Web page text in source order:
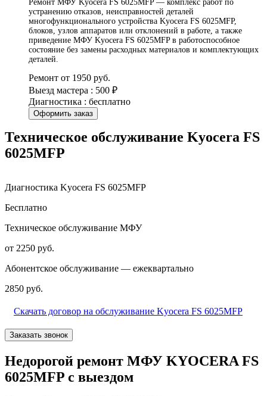
Ремонт МФУ Kyocera FS 6025MFP — комплекс работ по
устранению отказов, неисправностей деталей
многофункционального устройства Kyocera FS 6025MFP,
блоков, узлов аппаратов или отклонений в работе, а также
приведение МФУ Kyocera FS 6025MFP в работоспособное
состояние без замены расходных материалов и комплектующих
деталей.
Ремонт от 1950 руб.
Выезд мастера : 500 ₽
Диагностика : бесплатно
Оформить заказ
Техническое обслуживание Kyocera FS
6025MFP
Диагностика Kyocera FS 6025MFP
Бесплатно
Техническое обслуживание МФУ
от 2250 руб.
Абонентское обслуживание — ежеквартально
2850 руб.
Скачать договор на обслуживание Kyocera FS 6025MFP
Заказать звонок
Недорогой ремонт МФУ KYOCERA FS
6025MFP с выездом